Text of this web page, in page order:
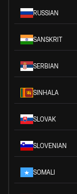
RUSSIAN
SANSKRIT
SERBIAN
SINHALA
SLOVAK
SLOVENIAN
SOMALI